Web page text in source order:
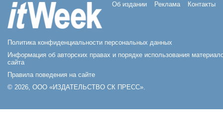
Об издании Реклама Контакты
Политика конфиденциальности персональных данных
Информация об авторских правах и порядке использования
сайта
Правила поведения на сайте
© 2026, ООО «ИЗДАТЕЛЬСТВО СК ПРЕСС».